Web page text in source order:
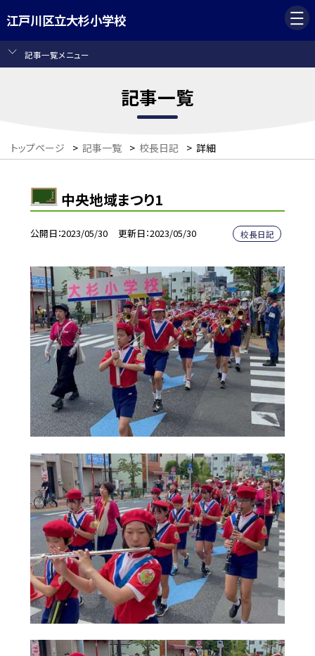
江戸川区立大杉小学校
記事一覧メニュー
記事一覧
トップページ > 記事一覧 > 校長日記 > 詳細
中央地域まつり1
公開日 2023/05/30 更新日 2023/05/30 校長日記